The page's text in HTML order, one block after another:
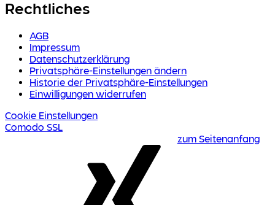
Rechtliches
AGB
Impressum
Datenschutzerklärung
Privatsphäre-Einstellungen ändern
Historie der Privatsphäre-Einstellungen
Einwilligungen widerrufen
Cookie Einstellungen
Comodo SSL
zum Seitenanfang